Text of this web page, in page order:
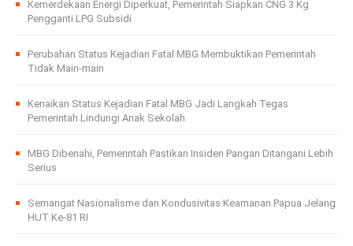
Kemerdekaan Energi Diperkuat, Pemerintah Siapkan CNG 3 Kg
Pengganti LPG Subsidi
Perubahan Status Kejadian Fatal MBG Membuktikan Pemerintah
Tidak Main-main
Kenaikan Status Kejadian Fatal MBG Jadi Langkah Tegas
Pemerintah Lindungi Anak Sekolah
MBG Dibenahi, Pemerintah Pastikan Insiden Pangan Ditangani Lebih
Serius
Semangat Nasionalisme dan Kondusivitas Keamanan Papua Jelang
HUT Ke-81 RI